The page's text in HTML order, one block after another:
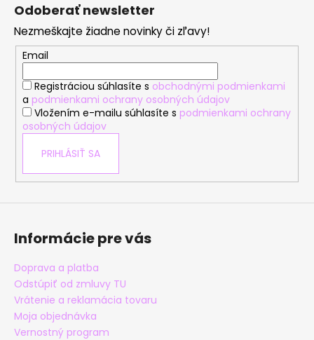
Odoberať newsletter
Nezmeškajte žiadne novinky či zľavy!
Email
Registráciou súhlasíte s obchodnými podmienkami
a podmienkami ochrany osobných údajov
Vložením e-mailu súhlasíte s podmienkami ochrany
osobných údajov
PRIHLÁSIŤ SA
Informácie pre vás
Doprava a platba
Odstúpiť od zmluvy TU
Vrátenie a reklamácia tovaru
Moja objednávka
Vernostný program